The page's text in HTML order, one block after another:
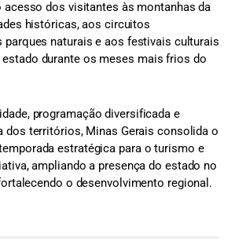
acesso dos visitantes às montanhas da
históricas, aos circuitos
naturais e aos festivais culturais
durante os meses mais frios do
programação diversificada e
dos territórios, Minas Gerais consolida o
estratégica para o turismo e
ampliando a presença do estado no
o desenvolvimento regional.